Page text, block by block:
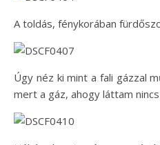
A toldás, fénykorában
Úgy néz ki mint a fali gázzal
mert a gáz, ahogy láttam